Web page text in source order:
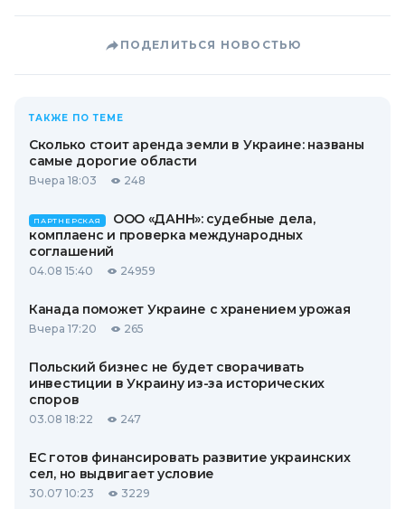
ПОДЕЛИТЬСЯ НОВОСТЬЮ
ТАКЖЕ ПО ТЕМЕ
Сколько стоит аренда земли в Украине: названы
самые дорогие области
Вчера 18:03 248
ПАРТНЕРСКАЯ
ООО «ДАНН»: судебные дела,
комплаенс и проверка международных
соглашений
04.08 15:40 24959
Канада поможет Украине с хранением урожая
Вчера 17:20 265
Польский бизнес не будет сворачивать
инвестиции в Украину из-за исторических
споров
03.08 18:22 247
ЕС готов финансировать развитие украинских
сел, но выдвигает условие
30.07 10:23 3229